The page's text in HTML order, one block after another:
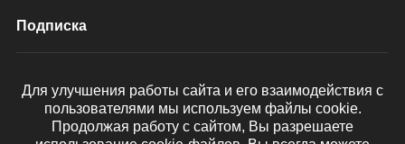
Подписка
ОТПРАВИТЬ
Для улучшения работы сайта и его взаимодействия с
пользователями мы используем файлы cookie.
Продолжая работу с сайтом, Вы разрешаете